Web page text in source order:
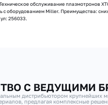
обслуживание плазмотронов
с оборудованием Miller. Преимущества:
256033.
С ВЕДУЩИМИ
дистрибьютором крупнейших
предлагая комплексные